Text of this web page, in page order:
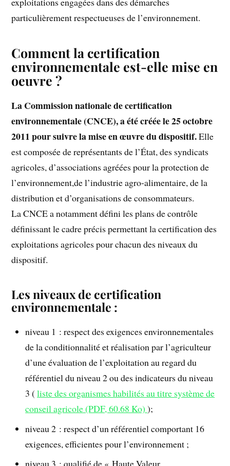
particulièrement respectueuses de l’environnement.
Comment la certification
environnementale est-elle mise en
oeuvre ?
La Commission nationale de certification
environnementale (CNCE), a été créée le 25 octobre
2011 pour suivre la mise en œuvre du dispositif.Elle
est composée de représentants de l’État, des syndicats
agricoles, d’associations agréées pour la protection de
l’environnement,de l’industrie agro-alimentaire, de la
distribution et d’organisations de consommateurs.
La CNCE a notamment défini les plans de contrôle
définissant le cadre précis permettant la certification des
exploitations agricoles pour chacun des niveaux du
dispositif.
Les niveaux de certification
environnementale :
niveau 1 : respect des exigences environnementales
de la conditionnalité et réalisation par l’agriculteur
d’une évaluation de l’exploitation au regard du
référentiel du niveau 2 ou des indicateurs du niveau
3 (liste des organismes habilités au titre système de
conseil agricole (PDF, 60.68 Ko));
niveau 2 : respect d’un référentiel comportant 16
exigences, efficientes pour l’environnement ;